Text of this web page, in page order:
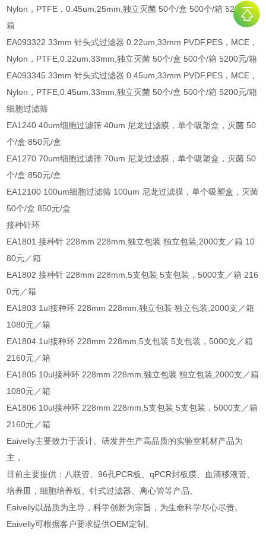
Nylon，PTFE，0.45um,25mm,独立灭菌 50个/盒 500个/箱 5200元/
箱
EA093322 33mm 针头式过滤器 0.22um,33mm PVDF,PES，MCE，
Nylon，PTFE,0.22um,33mm,独立灭菌 50个/盒 500个/箱 5200元/箱
EA093345 33mm 针头式过滤器 0.45um,33mm PVDF,PES，MCE，
Nylon，PTFE,0.45um,33mm,独立灭菌 50个/盒 500个/箱 5200元/箱
细胞过滤筛
EA1240 40um细胞过滤筛 40um 尼龙过滤膜，单个吸塑盒，灭菌 50
个/盒 850元/盒
EA1270 70um细胞过滤筛 70um 尼龙过滤膜，单个吸塑盒，灭菌 50
个/盒 850元/盒
EA12100 100um细胞过滤筛 100um 尼龙过滤膜，单个吸塑盒，灭菌
50个/盒 850元/盒
接种针环
EA1801 接种针 228mm 228mm,独立包装 独立包装,2000支／箱 10
80元／箱
EA1802 接种针 228mm 228mm,5支包装 5支包装，5000支／箱 216
0元／箱
EA1803 1ul接种环 228mm 228mm,独立包装 独立包装,2000支／箱
1080元／箱
EA1804 1ul接种环 228mm 228mm,5支包装 5支包装，5000支／箱
2160元／箱
EA1805 10ul接种环 228mm 228mm,独立包装 独立包装,2000支／箱
1080元／箱
EA1806 10ul接种环 228mm 228mm,5支包装 5支包装，5000支／箱
2160元／箱
Eaivelly主要致力于设计、研发并生产高品质的实验室耗材产品为
主，
目前主要提供：八联管、96孔PCR板、qPCR封板膜、血清移液管、
培养皿，细胞培养板、针式过滤器、离心管等产品。
Eaivelly以品质为主导，科学创新为宗旨，为生命科学尽心尽责。
Eaivelly可根据客户要求提供OEM定制。